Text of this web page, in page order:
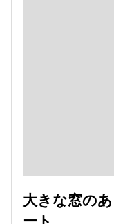
大きな窓の